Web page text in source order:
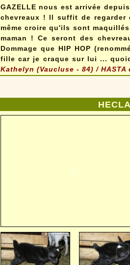
GAZELLE nous est arrivée
chevreaux ! Il suffit de regarder
même croire qu'ils sont
maman ! Ce seront des
Dommage que HIP HOP
fille car je craque sur lui ...
Kathelyn (Vaucluse - 84) /